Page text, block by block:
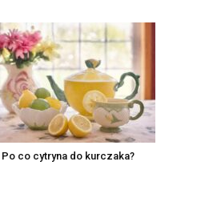
Po co cytryna do kurczaka?